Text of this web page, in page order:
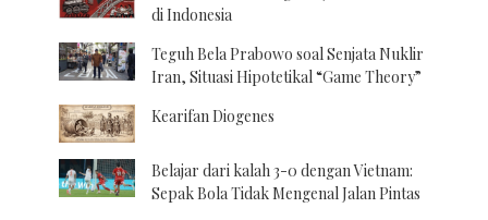
di Indonesia
Teguh Bela Prabowo soal Senjata Nuklir
Iran, Situasi Hipotetikal “Game Theory”
Kearifan Diogenes
Belajar dari kalah 3-0 dengan Vietnam:
Sepak Bola Tidak Mengenal Jalan Pintas